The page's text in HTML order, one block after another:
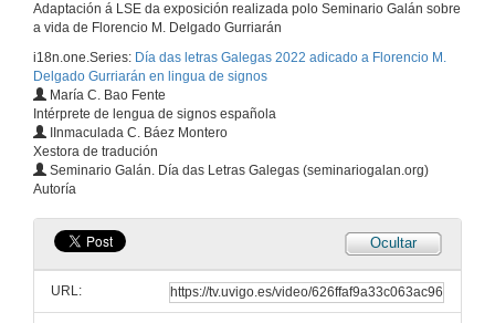
Adaptación á LSE da exposición realizada polo Seminario Galán sobre
a vida de Florencio M. Delgado Gurriarán
i18n.one.Series: Día das letras Galegas 2022 adicado a Florencio M.
Delgado Gurriarán en lingua de signos
María C. Bao Fente
Intérprete de lengua de signos española
IInmaculada C. Báez Montero
Xestora de tradución
Seminario Galán. Día das Letras Galegas (seminariogalan.org)
Autoría
Ocultar
URL:
2 de maio de 2022